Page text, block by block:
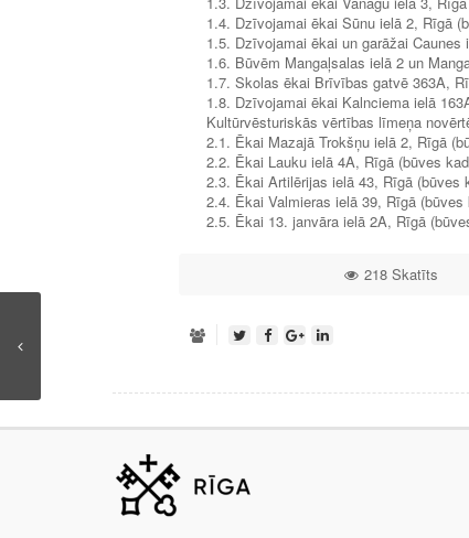
1.4. Dzīvojamai ēkai Sūnu ielā 2, Rīgā
1.5. Dzīvojamai ēkai un garāžai
1.6. Būvēm Mangaļsalas ielā 2 un
1.7. Skolas ēkai Brīvības gatvē 363A,
1.8. Dzīvojamai ēkai Kalnciema ielā
Kultūrvēsturiskās vērtības līmeņa
2.1. Ēkai Mazajā Trokšņu ielā 2, Rīgā
2.2. Ēkai Lauku ielā 4A, Rīgā (būves
2.3. Ēkai Artilērijas ielā 43, Rīgā (būves
2.4. Ēkai Valmieras ielā 39, Rīgā
2.5. Ēkai 13. janvāra ielā 2A, Rīgā
218 Skatīts